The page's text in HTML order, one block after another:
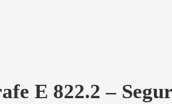
E 822.2 –